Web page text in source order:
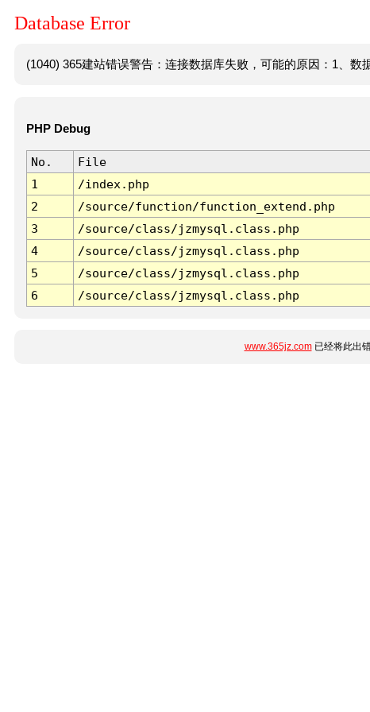
Database Error
(1040) 365建站错误警告：连接数据库失败，可能的原因：1、数
PHP Debug
No. File
1
/index.php
2
/source/function/function_extend.php
3
/source/class/jzmysql.class.php
4
/source/class/jzmysql.class.php
5
/source/class/jzmysql.class.php
6
/source/class/jzmysql.class.php
www.365jz.com已经将此出